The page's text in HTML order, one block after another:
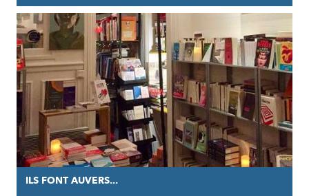
ILS FONT AUVERS...